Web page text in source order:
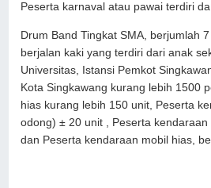
Peserta karnaval atau pawai terdiri
Drum Band Tingkat SMA, berjumlah
berjalan kaki yang terdiri dari anak
Universitas, Istansi Pemkot
Kota Singkawang kurang lebih 1500
hias kurang lebih 150 unit, Peserta
odong) ± 20 unit , Peserta kendaraan
dan Peserta kendaraan mobil hias,